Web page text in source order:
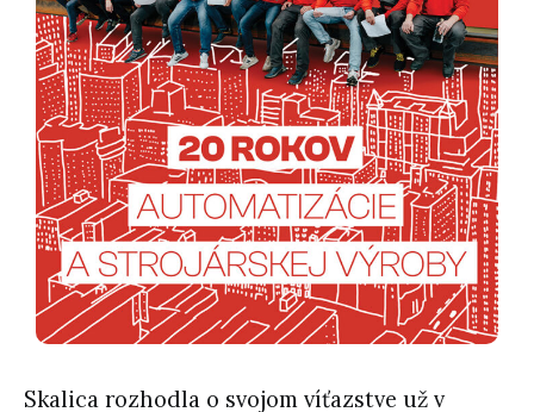
Skalica rozhodla o svojom víťazstve už v